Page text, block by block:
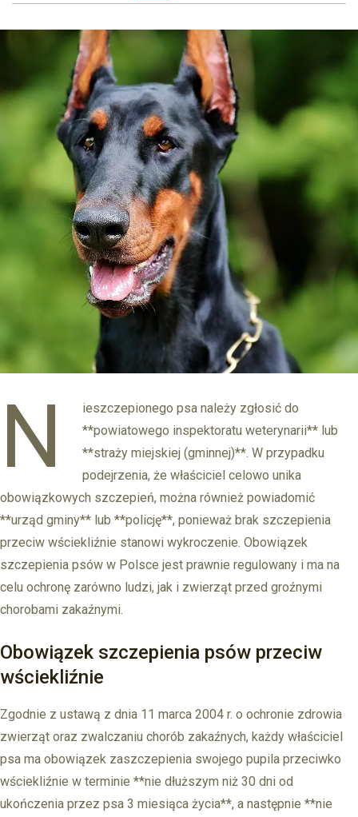
N
ieszczepionego psa należy zgłosić do
**powiatowego inspektoratu weterynarii** lub
**straży miejskiej (gminnej)**. W przypadku
podejrzenia, że właściciel celowo unika
obowiązkowych szczepień, można również powiadomić
**urząd gminy** lub **policję**, ponieważ brak szczepienia
przeciw wściekliźnie stanowi wykroczenie. Obowiązek
szczepienia psów w Polsce jest prawnie regulowany i ma na
celu ochronę zarówno ludzi, jak i zwierząt przed groźnymi
chorobami zakaźnymi.
Obowiązek szczepienia psów przeciw
wściekliźnie
Zgodnie z ustawą z dnia 11 marca 2004 r. o ochronie zdrowia
zwierząt oraz zwalczaniu chorób zakaźnych, każdy właściciel
psa ma obowiązek zaszczepienia swojego pupila przeciwko
wściekliźnie w terminie **nie dłuższym niż 30 dni od
ukończenia przez psa 3 miesiąca życia**, a następnie **nie